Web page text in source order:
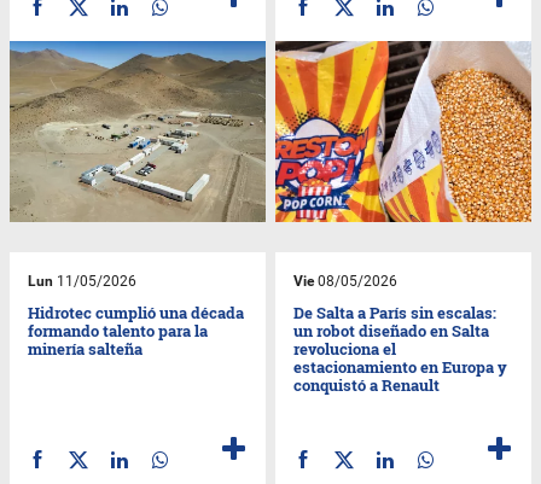
Lun 11/05/2026
Hidrotec cumplió una década
formando talento para la
minería salteña
Vie08/05/2026
De Salta a París sin escalas:
un robot diseñado en Salta
revoluciona el
estacionamiento en Europa y
conquistó a Renault